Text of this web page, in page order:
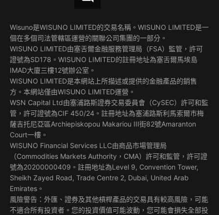
Wisuno是WISUNO LIMITED的交易名稱。WISUNO LIMITED是一
個在多個司法管轄區運營的關聯公司集團的一部分。
WISUNO LIMITED由塞舌爾金融服務管理局（FSA）監管，許可
證號為SD178。WISUNO LIMITED的註冊地址為塞舌爾馬埃島
IMAD大廈三樓12號辦公室。
WISUNO LIMITED是本網站上所描述或提供的金融產品的銷售
方。本網站僅由WISUNO LIMITED運營。
WSN Capital Ltd由塞浦路斯證券交易委員會（CySEC）許可和監
管，許可證號為CIF 450/24。註冊地址為塞浦路斯利馬索爾市梅
薩吉托尼亞區Archiepiskopou Makariou III街82號Amaranton
Court一樓。
WISUNO Financial Services LLC由商品市場管理局
（Commodities Markets Authority，CMA）許可和監管，許可證
號為20200000409。註冊地址為Level 9, Convention Tower,
Sheikh Zayed Road, Trade Centre 2, Dubai, United Arab
Emirates。
風險警告：外匯、證券及其他槓桿產品的交易具有較高風險，可能
不適合所有投資者。您的投資價值可能波動，您可能會損失全部投